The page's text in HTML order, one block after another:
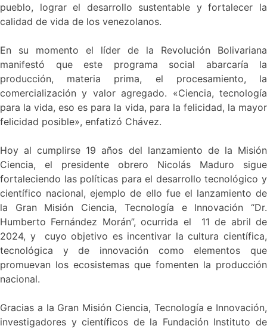
pueblo, lograr el desarrollo sustentable y fortalecer la
calidad de vida de los venezolanos.
En su momento el líder de la Revolución Bolivariana
manifestó que este programa social abarcaría la
producción, materia prima, el procesamiento, la
comercialización y valor agregado. «Ciencia, tecnología
para la vida, eso es para la vida, para la felicidad, la mayor
felicidad posible», enfatizó Chávez.
Hoy al cumplirse 19 años del lanzamiento de la Misión
Ciencia, el presidente obrero Nicolás Maduro sigue
fortaleciendo las políticas para el desarrollo tecnológico y
científico nacional, ejemplo de ello fue el lanzamiento de
la Gran Misión Ciencia, Tecnología e Innovación “Dr.
Humberto Fernández Morán”, ocurrida el 11 de abril de
2024, y cuyo objetivo es incentivar la cultura científica,
tecnológica y de innovación como elementos que
promuevan los ecosistemas que fomenten la producción
nacional.
Gracias a la Gran Misión Ciencia, Tecnología e Innovación,
investigadores y científicos de la Fundación Instituto de